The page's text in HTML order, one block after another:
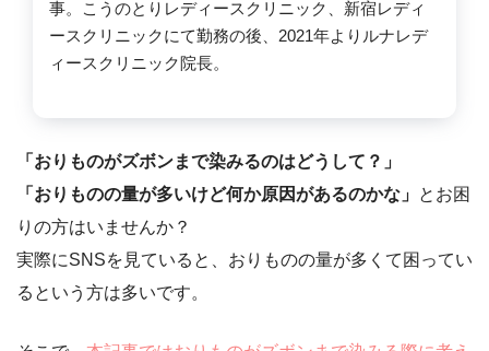
事。こうのとりレディースクリニック、新宿レディ
ースクリニックにて勤務の後、2021年よりルナレデ
ィースクリニック院長。
「おりものがズボンまで染みるのはどうして？」
「おりものの量が多いけど何か原因があるのかな」 とお困
りの方はいませんか？
実際にSNSを見ていると、おりものの量が多くて困ってい
るという方は多いです。